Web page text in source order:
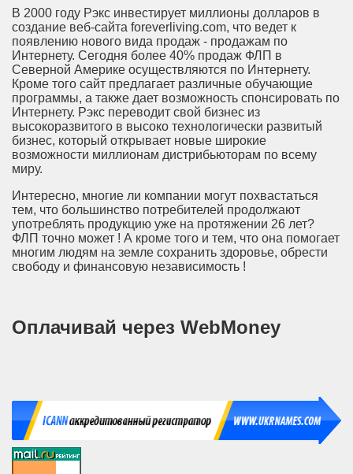
В 2000 году Рэкс инвестирует миллионы долларов в
создание веб-сайта foreverliving.com, что ведет к
появлению нового вида продаж - продажам по
Интернету. Сегодня более 40% продаж ФЛП в
Северной Америке осуществляются по Интернету.
Кроме того сайт предлагает различные обучающие
программы, а также дает возможность спонсировать по
Интернету. Рэкс переводит свой бизнес из
высокоразвитого в высоко технологически развитый
бизнес, который открывает новые широкие
возможности миллионам дистрибьюторам по всему
миру.
Интересно, многие ли компании могут похвастаться
тем, что большинство потребителей продолжают
употреблять продукцию уже на протяжении 26 лет?
ФЛП точно может ! А кроме того и тем, что она помогает
многим людям на земле сохранить здоровье, обрести
свободу и финансовую независимость !
Оплачивай через WebMoney